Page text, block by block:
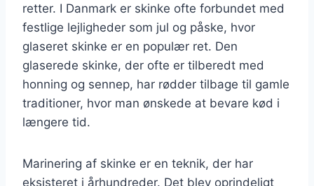
retter. I Danmark er skinke ofte forbundet med
festlige lejligheder som jul og påske, hvor
glaseret skinke er en populær ret. Den
glaserede skinke, der ofte er tilberedt med
honning og sennep, har rødder tilbage til gamle
traditioner, hvor man ønskede at bevare kød i
længere tid.
Marinering af skinke er en teknik, der har
eksisteret i århundreder. Det blev oprindeligt